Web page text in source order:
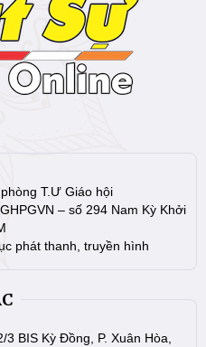
T.Ư Giáo hội
– số 294 Nam Kỳ Khởi
phát thanh, truyền hình
3 BIS Kỳ Đồng, P. Xuân Hòa,